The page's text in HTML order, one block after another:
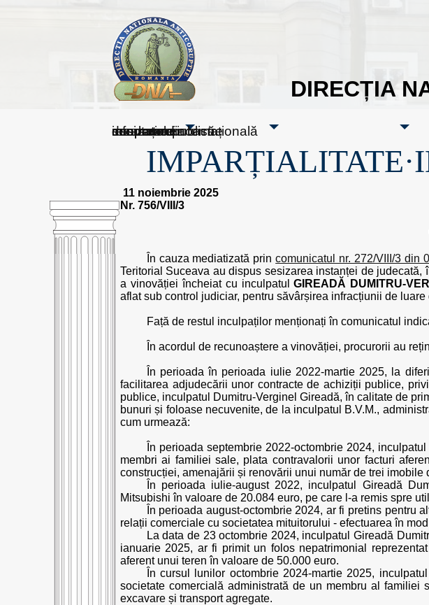
DIRECȚIA
sesizați-ne
despre noi
rezultatele noastre
mass media
informare publică
cooperare internațională
11 noiembrie 2025
Nr. 756/VIII/3
În cauza mediatizată princomunicatul nr. 272/VIII/3 din
Teritorial Suceava au dispus sesizarea instanței de
a vinovăției încheiat cu inculpatulGIREADĂ DUMITRU-
aflat sub control judiciar, pentru săvârșirea infracțiunii de
Față de restul inculpaților menționați în comunicatul
În acordul de recunoaștere a vinovăției, procurorii au
În perioada în perioada iulie 2022-martie 2025, la
facilitarea adjudecării unor contracte de achiziții publice,
publice, inculpatul Dumitru-Verginel Gireadă, în calitate de
bunuri și foloase necuvenite, de la inculpatul B.V.M.,
cum urmează:
În perioada septembrie 2022-octombrie 2024,
membri ai familiei sale, plata contravalorii unor facturi
construcției, amenajării și renovării unui număr de trei
În perioada iulie-august 2022, inculpatul Gireadă
Mitsubishi în valoare de 20.084 euro, pe care l-a remis spre
În perioada august-octombrie 2024, ar fi pretins pentru
relații comerciale cu societatea mituitorului - efectuarea în
La data de 23 octombrie 2024, inculpatul Gireadă
ianuarie 2025, ar fi primit un folos nepatrimonial
aferent unui teren în valoare de 50.000 euro.
În cursul lunilor octombrie 2024-martie 2025,
societate comercială administrată de un membru al
excavare și transport agregate.